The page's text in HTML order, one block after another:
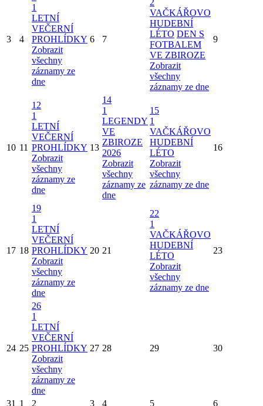
3 4
1
LETNÍ
VEČERNÍ
PROHLÍDKY
Zobrazit
všechny
záznamy ze
dne
6 7
VAČKÁŘOVO
HUDEBNÍ
LÉTO DEN S
FOTBALEM
VE ZBIROZE
Zobrazit
všechny
záznamy ze dne
9
10 11
12
1
LETNÍ
VEČERNÍ
PROHLÍDKY
Zobrazit
všechny
záznamy ze
dne
13
14
1
LEGENDY
VE
ZBIROZE
2026
Zobrazit
všechny
záznamy ze
dne
15
1
VAČKÁŘOVO
HUDEBNÍ
LÉTO
Zobrazit
všechny
záznamy ze dne
16
17 18
19
1
LETNÍ
VEČERNÍ
PROHLÍDKY
Zobrazit
všechny
záznamy ze
dne
20 21
22
1
VAČKÁŘOVO
HUDEBNÍ
LÉTO
Zobrazit
všechny
záznamy ze dne
23
24 25
26
1
LETNÍ
VEČERNÍ
PROHLÍDKY
Zobrazit
všechny
záznamy ze
dne
27 28 29 30
31 1 2 3 4 5 6